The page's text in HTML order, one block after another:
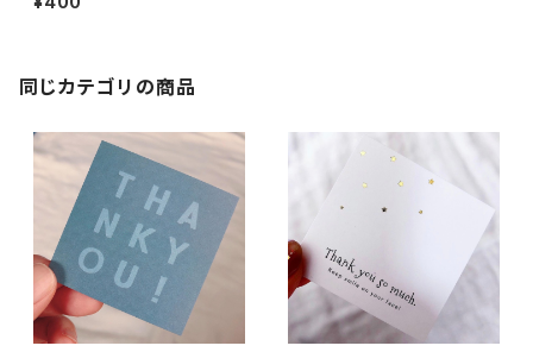
同じカテゴリの商品